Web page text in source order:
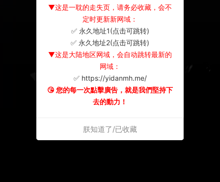
▼这是一耽的走失页，请务必收藏，会不
定时更新新网域：
✅ 永久地址1(点击可跳转)
✅ 永久地址2(点击可跳转)
▼这是大陆地区网域，会自动跳转最新的
网域：
✅ https://yidanmh.me/
😘 您的每一次點擊廣告，就是我們堅持下
去的動力！
朕知道了/已收藏